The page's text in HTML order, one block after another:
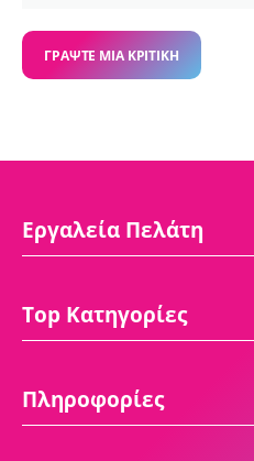
ΓΡΆΨΤΕ ΜΙΑ ΚΡΙΤΙΚΉ
Εργαλεία Πελάτη
Top Κατηγορίες
Πληροφορίες